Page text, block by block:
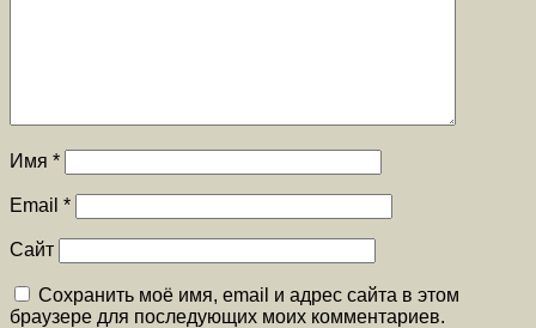
Имя *
Email *
Сайт
Сохранить моё имя, email и адрес сайта в этом
браузере для последующих моих комментариев.